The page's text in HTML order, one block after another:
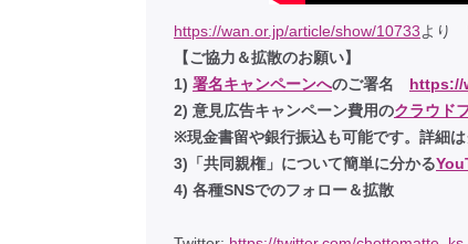
https://wan.or.jp/article/show/10733より
【ご協力＆拡散のお願い】
1) 署名キャンペーンへのご署名 https://
2) 意見広告キャンペーン費用のクラウド
※現金書留や銀行振込も可能です。詳細
3)「共同親権」について簡単に分かる
4) 各種SNSでのフォロー＆拡散